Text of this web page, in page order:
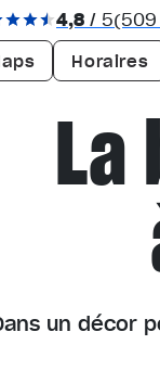
4,8 / 5
Horaires
La
un décor